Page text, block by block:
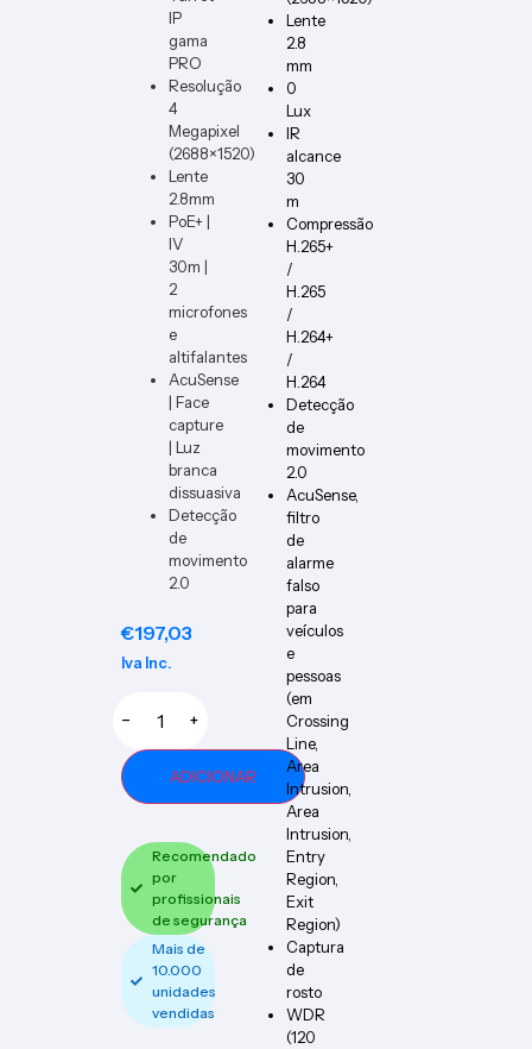
IP
gama
PRO
Resolução
4
Megapixel
(2688×1520)
Lente
2.8mm
PoE+ |
IV
30m |
2
microfones
e
altifalantes
AcuSense
| Face
capture
| Luz
branca
dissuasiva
Detecção
de
movimento
2.0
€197,03
Iva Inc.
− +
ADICIONAR
Recomendado
por
profissionais
de segurança
Mais de
10.000
unidades
vendidas
Lente
2.8
mm
0
Lux
IR
alcance
30
m
Compressão
H.265+
/
H.265
/
H.264+
/
H.264
Detecção
de
movimento
2.0
AcuSense,
filtro
de
alarme
falso
para
veículos
e
pessoas
(em
Crossing
Line,
Area
Intrusion,
Area
Intrusion,
Entry
Region,
Exit
Region)
Captura
de
rosto
WDR
(120